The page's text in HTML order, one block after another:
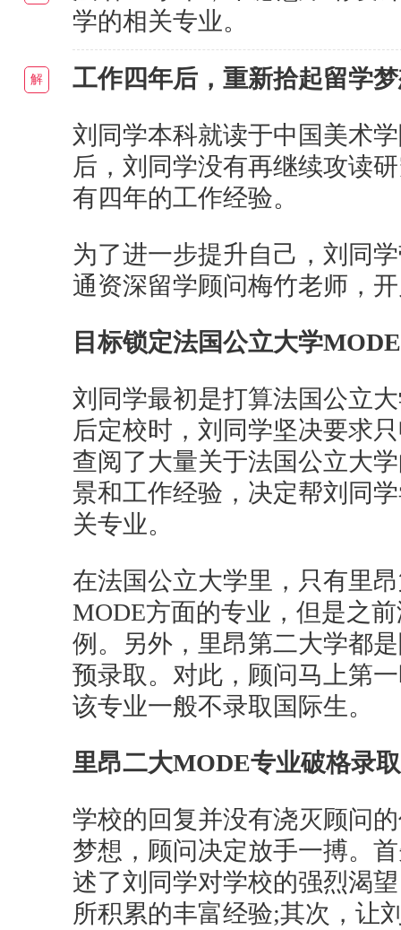
学的相关专业。
解 工作四年后，重新拾起留学
刘同学本科就读于中国美术
后，刘同学没有再继续攻读
有四年的工作经验。
为了进一步提升自己，刘同
通资深留学顾问梅竹老师，
目标锁定法国公立大学
刘同学最初是打算法国公立
后定校时，刘同学坚决要求
查阅了大量关于法国公立大
景和工作经验，决定帮刘同
关专业。
在法国公立大学里，只有里
MODE方面的专业，但是之
例。另外，里昂第二大学都
预录取。对此，顾问马上第
该专业一般不录取国际生。
里昂二大MODE专业破格录取
学校的回复并没有浇灭顾问
梦想，顾问决定放手一搏。
述了刘同学对学校的强烈渴
所积累的丰富经验;其次，让